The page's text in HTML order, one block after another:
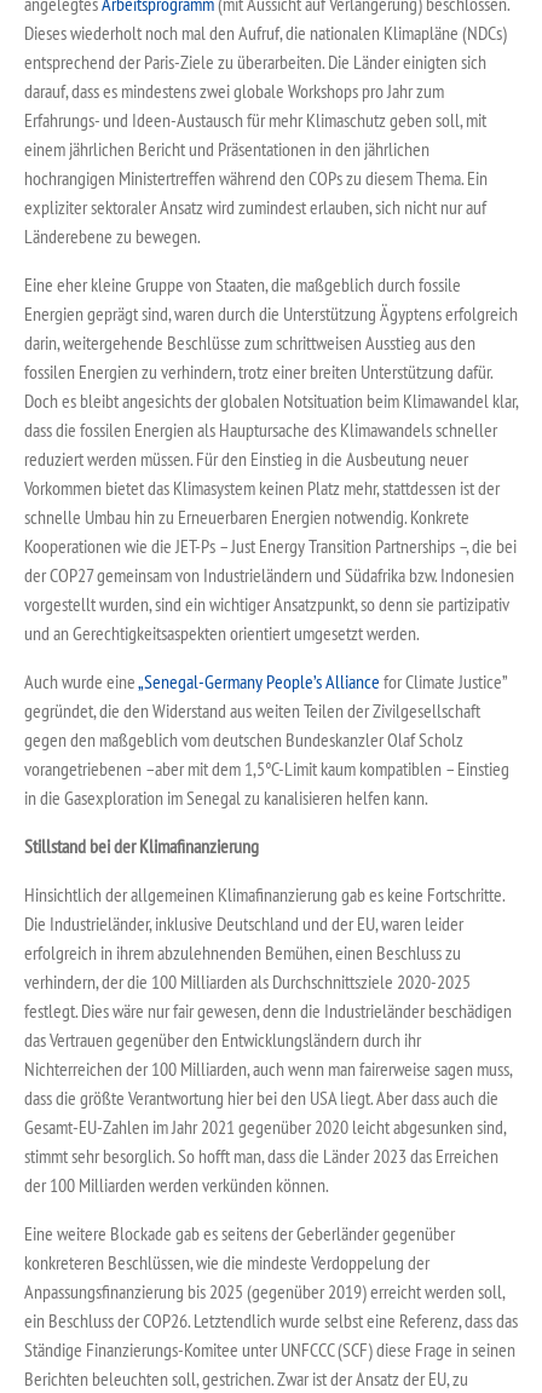
Dieses wiederholt noch mal den Aufruf, die nationalen Klimapläne (NDCs)
entsprechend der Paris-Ziele zu überarbeiten. Die Länder einigten sich
darauf, dass es mindestens zwei globale Workshops pro Jahr zum
Erfahrungs- und Ideen-Austausch für mehr Klimaschutz geben soll, mit
einem jährlichen Bericht und Präsentationen in den jährlichen
hochrangigen Ministertreffen während den COPs zu diesem Thema. Ein
expliziter sektoraler Ansatz wird zumindest erlauben, sich nicht nur auf
Länderebene zu bewegen.
Eine eher kleine Gruppe von Staaten, die maßgeblich durch fossile
Energien geprägt sind, waren durch die Unterstützung Ägyptens erfolgreich
darin, weitergehende Beschlüsse zum schrittweisen Ausstieg aus den
fossilen Energien zu verhindern, trotz einer breiten Unterstützung dafür.
Doch es bleibt angesichts der globalen Notsituation beim Klimawandel klar,
dass die fossilen Energien als Hauptursache des Klimawandels schneller
reduziert werden müssen. Für den Einstieg in die Ausbeutung neuer
Vorkommen bietet das Klimasystem keinen Platz mehr, stattdessen ist der
schnelle Umbau hin zu Erneuerbaren Energien notwendig. Konkrete
Kooperationen wie die JET-Ps – Just Energy Transition Partnerships –, die bei
der COP27 gemeinsam von Industrieländern und Südafrika bzw. Indonesien
vorgestellt wurden, sind ein wichtiger Ansatzpunkt, so denn sie partizipativ
und an Gerechtigkeitsaspekten orientiert umgesetzt werden.
Auch wurde eine„Senegal-Germany People’s Alliance for Climate Justice”
gegründet, die den Widerstand aus weiten Teilen der Zivilgesellschaft
gegen den maßgeblich vom deutschen Bundeskanzler Olaf Scholz
vorangetriebenen –aber mit dem 1,5°C-Limit kaum kompatiblen – Einstieg
in die Gasexploration im Senegal zu kanalisieren helfen kann.
Stillstand bei der Klimafinanzierung
Hinsichtlich der allgemeinen Klimafinanzierung gab es keine Fortschritte.
Die Industrieländer, inklusive Deutschland und der EU, waren leider
erfolgreich in ihrem abzulehnenden Bemühen, einen Beschluss zu
verhindern, der die 100 Milliarden als Durchschnittsziele 2020-2025
festlegt. Dies wäre nur fair gewesen, denn die Industrieländer beschädigen
das Vertrauen gegenüber den Entwicklungsländern durch ihr
Nichterreichen der 100 Milliarden, auch wenn man fairerweise sagen muss,
dass die größte Verantwortung hier bei den USA liegt. Aber dass auch die
Gesamt-EU-Zahlen im Jahr 2021 gegenüber 2020 leicht abgesunken sind,
stimmt sehr besorglich. So hofft man, dass die Länder 2023 das Erreichen
der 100 Milliarden werden verkünden können.
Eine weitere Blockade gab es seitens der Geberländer gegenüber
konkreteren Beschlüssen, wie die mindeste Verdoppelung der
Anpassungsfinanzierung bis 2025 (gegenüber 2019) erreicht werden soll,
ein Beschluss der COP26. Letztendlich wurde selbst eine Referenz, dass das
Ständige Finanzierungs-Komitee unter UNFCCC (SCF) diese Frage in seinen
Berichten beleuchten soll, gestrichen. Zwar ist der Ansatz der EU, zu